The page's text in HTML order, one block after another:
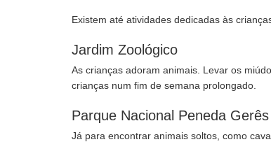
Existem até atividades dedicadas às
Jardim Zoológico
As crianças adoram animais. Levar os
crianças num fim de semana prolongado.
Parque Nacional Peneda Gerês
Já para encontrar animais soltos, como